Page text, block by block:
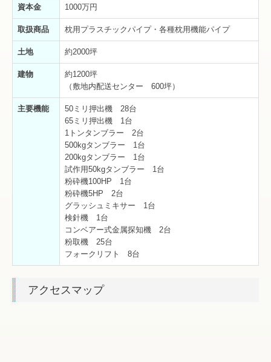
資本金 1000万円
取扱商品 枕用プラスチックパイプ・各種枕用機能パイプ
土地 約2000坪
建物
約1200坪
（敷地内配送センター 600坪）
主要機能
50ミリ押出機 28台
65ミリ押出機 1台
1トンタンブラー 2台
500kgタンブラー 1台
200kgタンブラー 1台
試作用50kgタンブラー 1台
粉砕機100HP 1台
粉砕機5HP 2台
グラッシュミキサー 1台
検針機 1台
コンベアー式金属探知機 2台
粉取機 25台
フォークリフト 8台
アクセスマップ